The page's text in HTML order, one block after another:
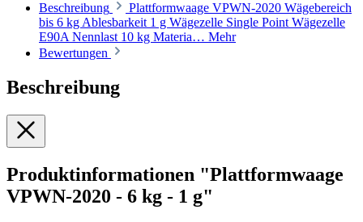
Beschreibung
Plattformwaage VPWN-2020 Wägebereich
bis 6 kg Ablesbarkeit 1 g Wägezelle Single Point Wägezelle
E90A Nennlast 10 kg Materia… Mehr
Bewertungen
Beschreibung
Produktinformationen "Plattformwaage
VPWN-2020 - 6 kg - 1 g"